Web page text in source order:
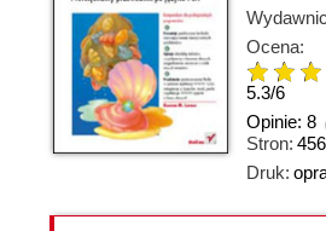
Ocena:
5.3/6
Opinie: 8
Stron: 456
Druk: